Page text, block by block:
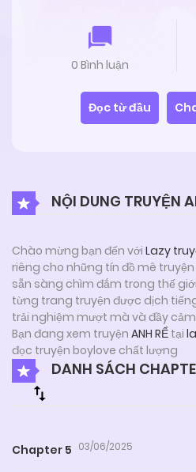
0 Bình luận
Đọc từ đầu
NỘI DUNG TRUYỆN
Chào mừng bạn đến với Lazy
riêng cho những tín đồ mê
sẵn sàng chìm đắm trong thế
từng trang truyện được dịch
trải nghiệm mượt mà và đầy
Bạn đang xem truyện ANH RỂ tại
đọc truyện boylove chất lượng
DANH SÁCH
Chapter 5 03/06/2025